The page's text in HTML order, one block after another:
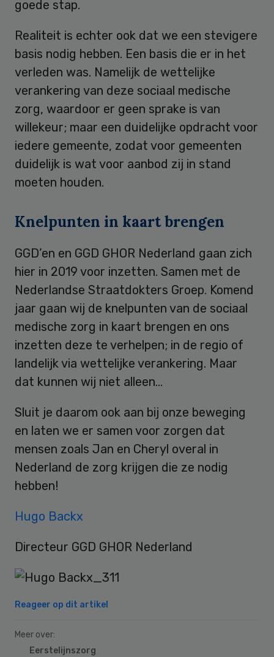
goede stap.
Realiteit is echter ook dat we een stevigere
basis nodig hebben. Een basis die er in het
verleden was. Namelijk de wettelijke
verankering van deze sociaal medische
zorg, waardoor er geen sprake is van
willekeur; maar een duidelijke opdracht voor
iedere gemeente, zodat voor gemeenten
duidelijk is wat voor aanbod zij in stand
moeten houden.
Knelpunten in kaart brengen
GGD’en en GGD GHOR Nederland gaan zich
hier in 2019 voor inzetten. Samen met de
Nederlandse Straatdokters Groep. Komend
jaar gaan wij de knelpunten van de sociaal
medische zorg in kaart brengen en ons
inzetten deze te verhelpen; in de regio of
landelijk via wettelijke verankering. Maar
dat kunnen wij niet alleen…
Sluit je daarom ook aan bij onze beweging
en laten we er samen voor zorgen dat
mensen zoals Jan en Cheryl overal in
Nederland de zorg krijgen die ze nodig
hebben!
Hugo Backx
Directeur GGD GHOR Nederland
Reageer op dit artikel
Meer over:
Eerstelijnszorg